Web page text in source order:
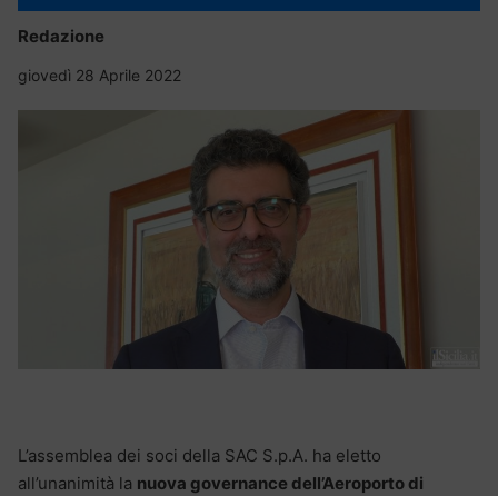
Redazione
giovedì 28 Aprile 2022
L’assemblea dei soci della SAC S.p.A. ha eletto
all’unanimità la nuova governance dell’Aeroporto di